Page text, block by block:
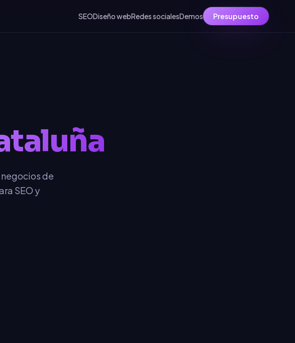
SEODiseño webRedes socialesDemos Presupuesto
de
SEO y